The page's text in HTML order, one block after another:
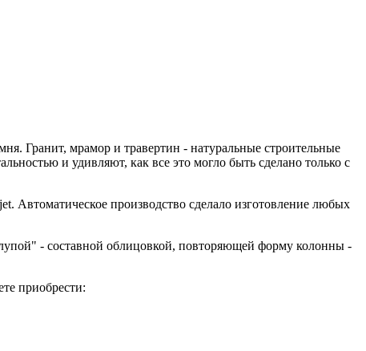
Гранит, мрамор и травертин - натуральные строительные
и удивляют, как все это могло быть сделано только с
Автоматическое производство сделало изготовление любых
- составной облицовкой, повторяющей форму колонны -
приобрести: